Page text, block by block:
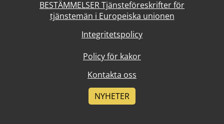
BESTÄMMELSER Tjänsteföreskrifter för
tjänstemän i Europeiska unionen
Integritetspolicy
Policy för kakor
Kontakta oss
NYHETER